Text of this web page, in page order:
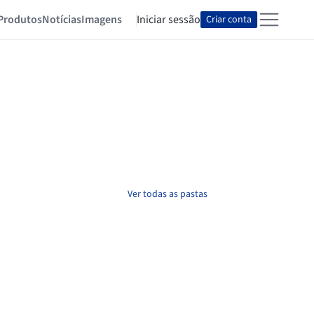
NotíciasImagens Iniciar sessão Criar conta
Ver todas as pastas